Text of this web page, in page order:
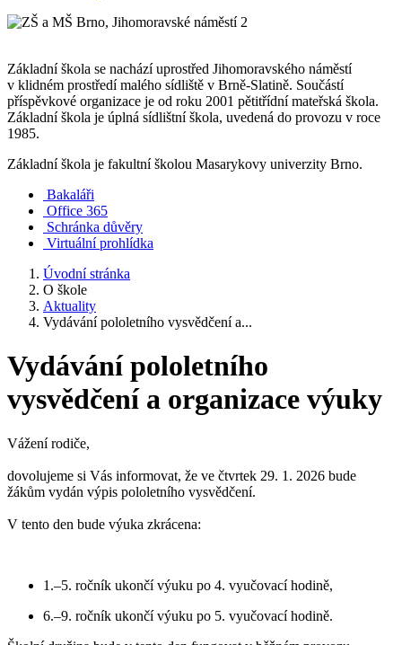
Základní škola se nachází uprostřed Jihomoravského náměstí
v klidném prostředí malého sídliště v Brně-Slatině. Součástí
příspěvkové organizace je od roku 2001 pětitřídní mateřská škola.
Základní škola je úplná sídlištní škola, uvedená do provozu v roce
1985.
Základní škola je fakultní školou Masarykovy univerzity Brno.
Bakaláři
Office 365
Schránka důvěry
Virtuální prohlídka
Úvodní stránka
O škole
Aktuality
Vydávání pololetního vysvědčení a...
Vydávání pololetního
vysvědčení a organizace výuky
Vážení rodiče,
dovolujeme si Vás informovat, že ve čtvrtek 29. 1. 2026 bude
žákům vydán výpis pololetního vysvědčení.
V tento den bude výuka zkrácena:
1.–5. ročník ukončí výuku po 4. vyučovací hodině,
6.–9. ročník ukončí výuku po 5. vyučovací hodině.